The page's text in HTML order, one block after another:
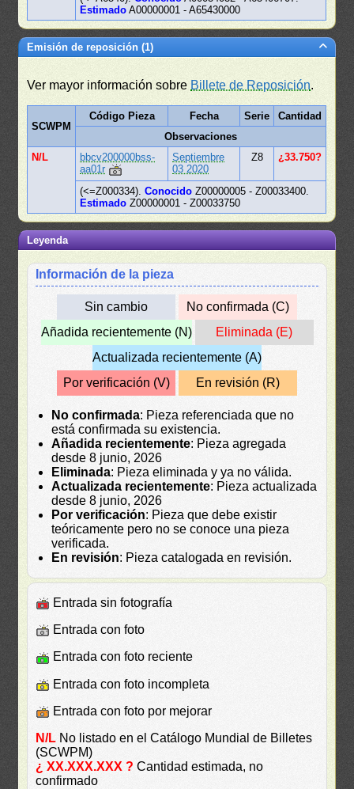
Estimado A00000001 - A65430000
Emisión de reposición (1)
Ver mayor información sobre Billete de Reposición.
SCWPM
Código Pieza Fecha Serie
Cantidad
Observaciones
N/L
bbcv200000bss-
aa01r
Septiembre
03 2020
Z8 ¿33.750?
(<=Z000334).Conocido Z00000005 - Z00033400.
Estimado Z00000001 - Z00033750
Leyenda
Información de la pieza
Sin cambio
No confirmada (C)
Añadida recientemente (N)
Eliminada (E)
Actualizada recientemente (A)
Por verificación (V)
En revisión (R)
No confirmada: Pieza referenciada que no
está confirmada su existencia.
Añadida recientemente: Pieza agregada
desde 8 junio, 2026
Eliminada: Pieza eliminada y ya no válida.
Actualizada recientemente: Pieza actualizada
desde 8 junio, 2026
Por verificación: Pieza que debe existir
teóricamente pero no se conoce una pieza
verificada.
En revisión: Pieza catalogada en revisión.
Entrada sin fotografía
Entrada con foto
Entrada con foto reciente
Entrada con foto incompleta
Entrada con foto por mejorar
N/L No listado en el Catálogo Mundial de Billetes
(SCWPM)
¿ XX.XXX.XXX ? Cantidad estimada, no
confirmado